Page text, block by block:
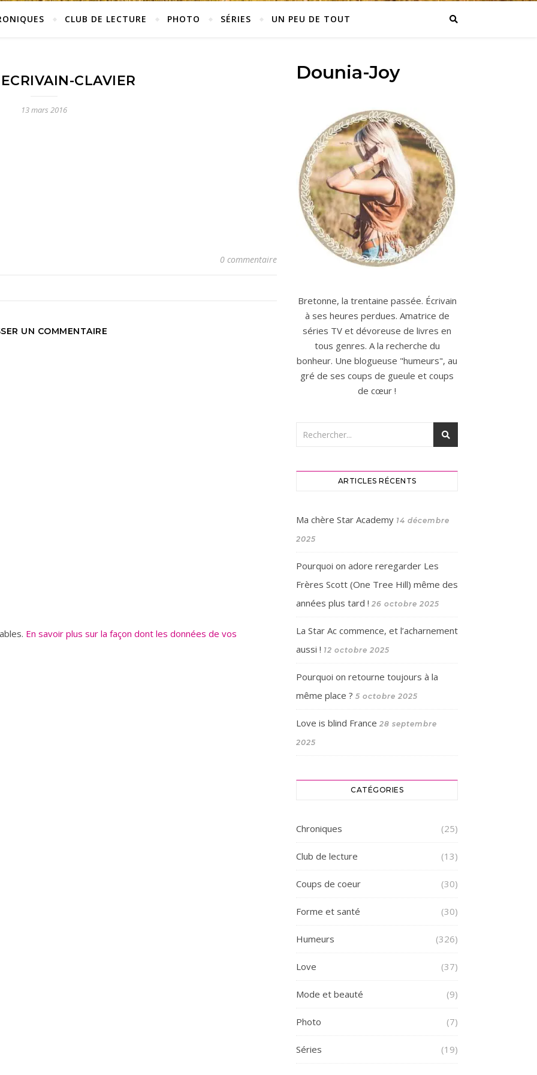
CLUB DE LECTURE PHOTO SÉRIES UN PEU DE TOUT
CLAVIER
13 mars 2016
0 commentaire
UN COMMENTAIRE
En savoir plus sur la façon dont les données de vos
Dounia-Joy
Bretonne, la trentaine passée. Écrivain
à ses heures perdues. Amatrice de
séries TV et dévoreuse de livres en
tous genres. A la recherche du
bonheur. Une blogueuse "humeurs", au
gré de ses coups de gueule et coups
de cœur !
ARTICLES RÉCENTS
Ma chère Star Academy 14 décembre
2025
Pourquoi on adore reregarder Les
Frères Scott (One Tree Hill) même des
années plus tard ! 26 octobre 2025
La Star Ac commence, et l’acharnement
aussi ! 12 octobre 2025
Pourquoi on retourne toujours à la
même place ? 5 octobre 2025
Love is blind France 28 septembre
2025
CATÉGORIES
Chroniques (25)
Club de lecture (13)
Coups de coeur (30)
Forme et santé (30)
Humeurs (326)
Love (37)
Mode et beauté (9)
Photo (7)
Séries (19)